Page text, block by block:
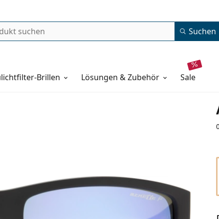
Suchen
Brillen Lösungen & Zubehör sale